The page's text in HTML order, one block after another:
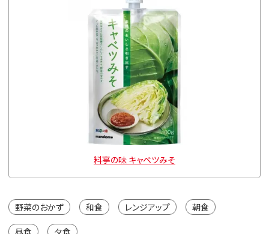
料亭の味 キャベツみそ
野菜のおかず 和食 レンジアップ 朝食
昼食 夕食